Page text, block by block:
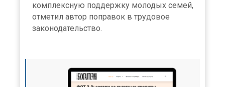
комплексную поддержку молодых семей,
отметил автор поправок в трудовое
законодательство.